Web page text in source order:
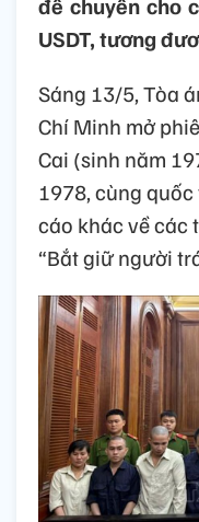
để chuyển cho
USDT, tương
Sáng 13/5, Tòa
Chí Minh mở
Cai (sinh năm
1978, cùng
cáo khác về các
“Bắt giữ người